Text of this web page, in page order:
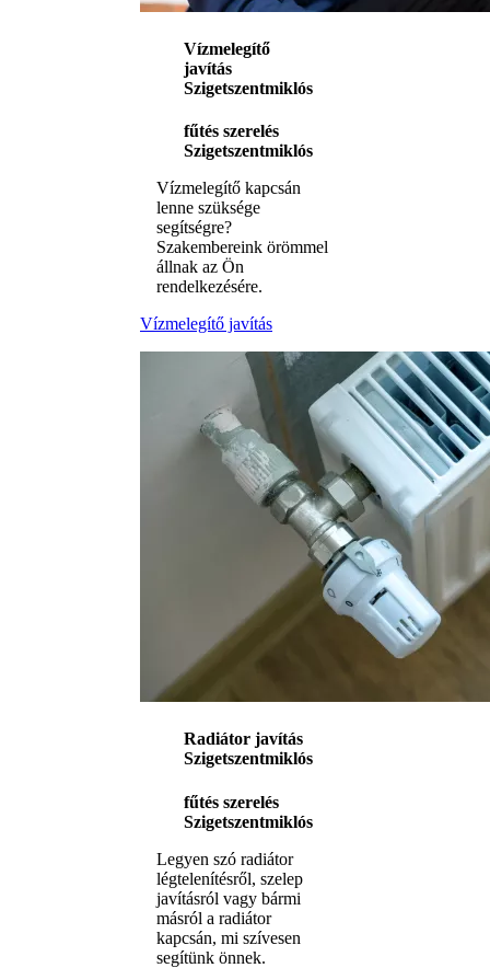
Vízmelegítő
javítás
Szigetszentmiklós
fűtés szerelés
Szigetszentmiklós
Vízmelegítő kapcsán
lenne szüksége
segítségre?
Szakembereink örömmel
állnak az Ön
rendelkezésére.
Vízmelegítő javítás
Radiátor javítás
Szigetszentmiklós
fűtés szerelés
Szigetszentmiklós
Legyen szó radiátor
légtelenítésről, szelep
javításról vagy bármi
másról a radiátor
kapcsán, mi szívesen
segítünk önnek.